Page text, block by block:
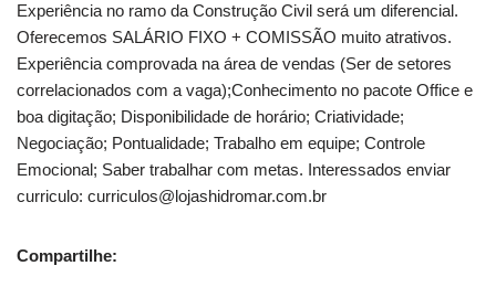
Experiência no ramo da Construção Civil será um diferencial.
Oferecemos SALÁRIO FIXO + COMISSÃO muito atrativos.
Experiência comprovada na área de vendas (Ser de setores
correlacionados com a vaga);Conhecimento no pacote Office e
boa digitação; Disponibilidade de horário; Criatividade;
Negociação; Pontualidade; Trabalho em equipe; Controle
Emocional; Saber trabalhar com metas. Interessados enviar
curriculo: curriculos@lojashidromar.com.br
Compartilhe: